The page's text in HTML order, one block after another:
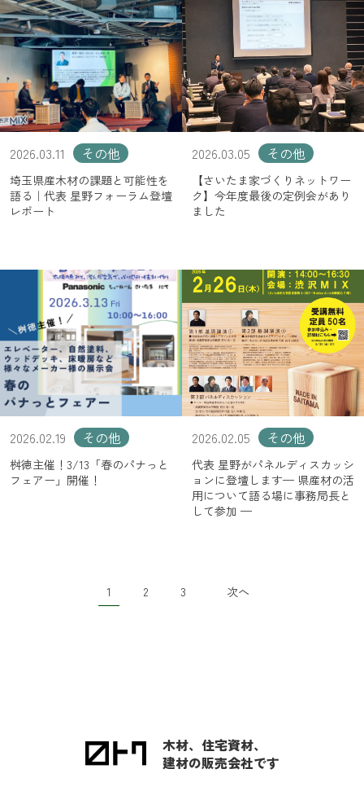
2026.03.11 その他
埼玉県産木材の課題と可能性を
語る｜代表 星野フォーラム登壇
レポート
2026.03.05 その他
【さいたま家づくりネットワー
ク】今年度最後の定例会があり
ました
2026.02.19 その他
桝徳主催！3/13「春のパナっと
フェアー」開催！
2026.02.05 その他
代表 星野がパネルディスカッシ
ョンに登壇します— 県産材の活
用について語る場に事務局長と
して参加 —
1 2 3 次へ
木材、住宅資材、
建材の販売会社です